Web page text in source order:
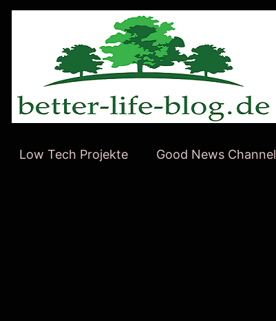
Low Tech Projekte Good News Channel